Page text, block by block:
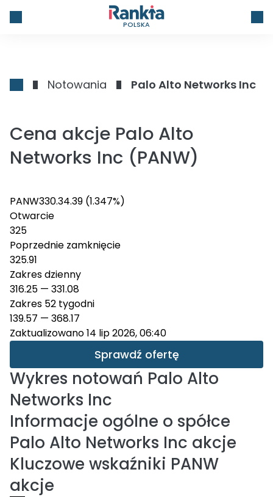
POLSKA
Notowania Palo Alto Networks Inc
Cena akcje Palo Alto
Networks Inc (PANW)
PANW330.34.39 (1.347%)
Otwarcie
325
Poprzednie zamknięcie
325.91
Zakres dzienny
316.25 — 331.08
Zakres 52 tygodni
139.57 — 368.17
Zaktualizowano 14 lip 2026, 06:40
Sprawdź ofertę
Wykres notowań Palo Alto
Networks Inc
Informacje ogólne o spółce
Palo Alto Networks Inc akcje
Kluczowe wskaźniki PANW
akcje